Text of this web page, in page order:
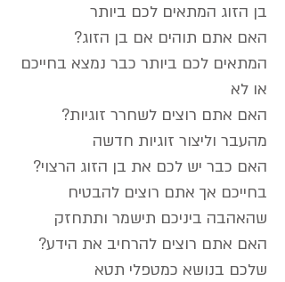
בן הזוג המתאים לכם ביותר
?האם אתם תוהים אם בן הזוג
המתאים לכם ביותר כבר נמצא בחייכם
או לא
?האם אתם רוצים לשחרר זוגיות
מהעבר וליצור זוגיות חדשה
?האם כבר יש לכם את בן הזוג הרצוי
בחייכם אך אתם רוצים להבטיח
שהאהבה ביניכם תישמר ותתחזק
?האם אתם רוצים להרחיב את הידע
שלכם בנושא כמטפלי תטא